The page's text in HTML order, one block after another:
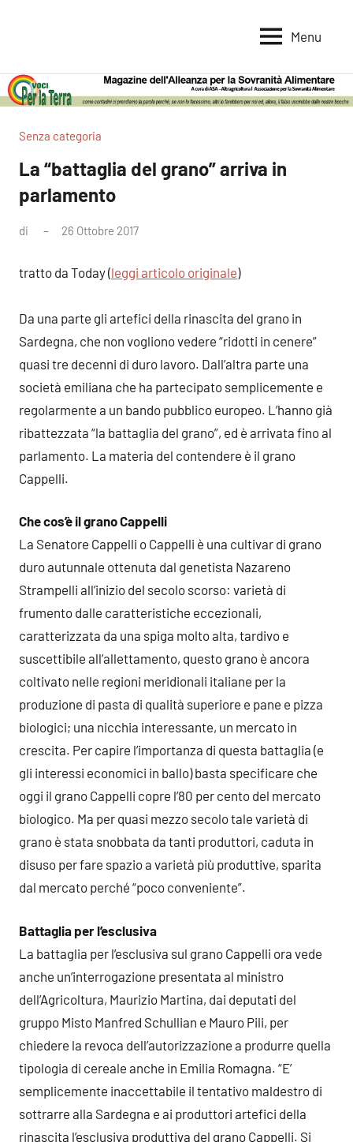
per
la
Terra
per
la
Alimentare
Menu
Senza categoria
La “battaglia del grano” arriva in
parlamento
di 26 Ottobre 2017
tratto da Today (leggi articolo originale)
Da una parte gli artefici della rinascita del grano in
Sardegna, che non vogliono vedere “ridotti in cenere”
quasi tre decenni di duro lavoro. Dall’altra parte una
società emiliana che ha partecipato semplicemente e
regolarmente a un bando pubblico europeo. L’hanno già
ribattezzata “la battaglia del grano”, ed è arrivata fino al
parlamento. La materia del contendere è il grano
Cappelli.
Che cos’è il grano Cappelli
La Senatore Cappelli o Cappelli è una cultivar di grano
duro autunnale ottenuta dal genetista Nazareno
Strampelli all’inizio del secolo scorso: varietà di
frumento dalle caratteristiche eccezionali,
caratterizzata da una spiga molto alta, tardivo e
suscettibile all’allettamento, questo grano è ancora
coltivato nelle regioni meridionali italiane per la
produzione di pasta di qualità superiore e pane e pizza
biologici; una nicchia interessante, un mercato in
crescita. Per capire l’importanza di questa battaglia (e
gli interessi economici in ballo) basta specificare che
oggi il grano Cappelli copre l’80 per cento del mercato
biologico. Ma per quasi mezzo secolo tale varietà di
grano è stata snobbata da tanti produttori, caduta in
disuso per fare spazio a varietà più produttive, sparita
dal mercato perché “poco conveniente”.
Battaglia per l’esclusiva
La battaglia per l’esclusiva sul grano Cappelli ora vede
anche un’interrogazione presentata al ministro
dell’Agricoltura, Maurizio Martina, dai deputati del
gruppo Misto Manfred Schullian e Mauro Pili, per
chiedere la revoca dell’autorizzazione a produrre quella
tipologia di cereale anche in Emilia Romagna. “E’
semplicemente inaccettabile il tentativo maldestro di
sottrarre alla Sardegna e ai produttori artefici della
rinascita l’esclusiva produttiva del grano Cappelli. Si